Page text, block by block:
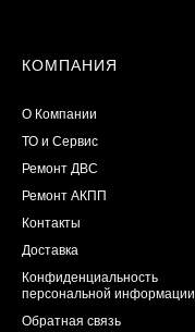
КОМПАНИЯ
О Компании
ТО и Сервис
​Ремонт ДВС
Ремонт АКПП
Контакты
Доставка
Конфиденциальность
персональной информации
Обратная связь